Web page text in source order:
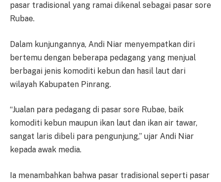
pasar tradisional yang ramai dikenal sebagai pasar sore
Rubae.
Dalam kunjungannya, Andi Niar menyempatkan diri
bertemu dengan beberapa pedagang yang menjual
berbagai jenis komoditi kebun dan hasil laut dari
wilayah Kabupaten Pinrang.
“Jualan para pedagang di pasar sore Rubae, baik
komoditi kebun maupun ikan laut dan ikan air tawar,
sangat laris dibeli para pengunjung,” ujar Andi Niar
kepada awak media.
Ia menambahkan bahwa pasar tradisional seperti pasar